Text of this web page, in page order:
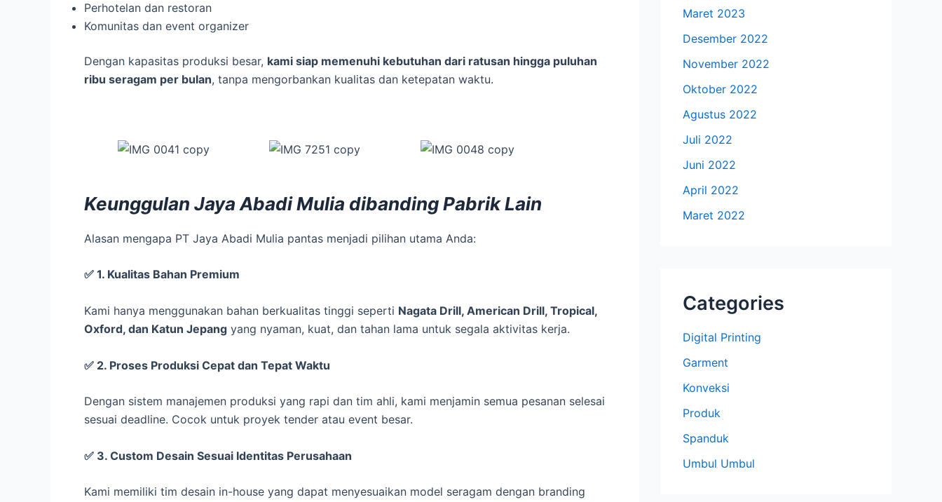
Perhotelan dan restoran
Komunitas dan event organizer
Dengan kapasitas produksi besar, kami siap memenuhi kebutuhan dari ratusan hingga puluhan
ribu seragam per bulan, tanpa mengorbankan kualitas dan ketepatan waktu.
Keunggulan Jaya Abadi Mulia dibanding Pabrik Lain
Alasan mengapa PT Jaya Abadi Mulia pantas menjadi pilihan utama Anda:
✅ 1. Kualitas Bahan Premium
Kami hanya menggunakan bahan berkualitas tinggi seperti Nagata Drill, American Drill, Tropical,
Oxford, dan Katun Jepang yang nyaman, kuat, dan tahan lama untuk segala aktivitas kerja.
✅ 2. Proses Produksi Cepat dan Tepat Waktu
Dengan sistem manajemen produksi yang rapi dan tim ahli, kami menjamin semua pesanan selesai
sesuai deadline. Cocok untuk proyek tender atau event besar.
✅ 3. Custom Desain Sesuai Identitas Perusahaan
Kami memiliki tim desain in-house yang dapat menyesuaikan model seragam dengan branding
Maret 2023
Desember 2022
November 2022
Oktober 2022
Agustus 2022
Juli 2022
Juni 2022
April 2022
Maret 2022
Categories
Digital Printing
Garment
Konveksi
Produk
Spanduk
Umbul Umbul